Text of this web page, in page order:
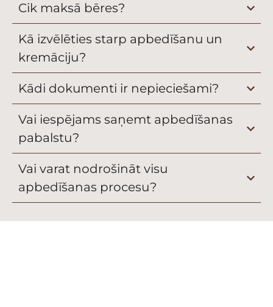
Cik maksā bēres?
Kā izvēlēties starp apbedīšanu un
kremāciju?
Kādi dokumenti ir nepieciešami?
Vai iespējams saņemt apbedīšanas
pabalstu?
Vai varat nodrošināt visu
apbedīšanas procesu?